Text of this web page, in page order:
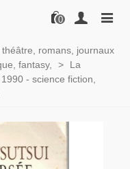
0
romans, journaux
fantasy, >
La
- science fiction,